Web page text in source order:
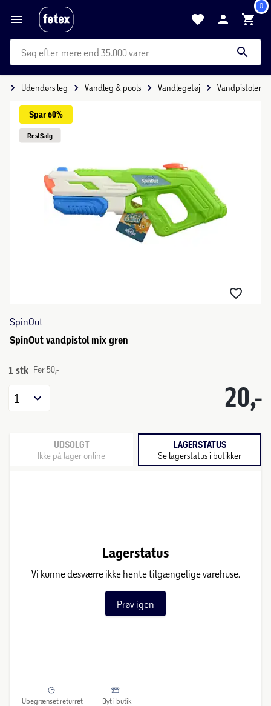
0
mere end 35.000 varer
Udendørs leg Vandleg & pools Vandlegetøj Vandpistoler
Spar 60%
RestSalg
SpinOut
SpinOut vandpistol mix grøn
1 stk Før 50,-
20,-
1
UDSOLGT
Ikke på lager online
LAGERSTATUS
Se lagerstatus i butikker
Lagerstatus
Vi kunne desværre ikke hente tilgængelige varehuse.
Prøv igen
Ubegrænset returret Byt i butik